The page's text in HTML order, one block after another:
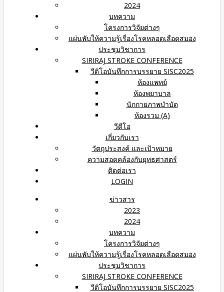
2024
บทความ
โครงการวิจัยต่างๆ
แผ่นพับให้ความรู้เรื่องโรคหลอดเลือดสมอง
ประชุมวิชาการ
SIRIRAJ STROKE CONFERENCE
วีดิโอบันทึกการบรรยาย SISC2025
ห้องแพทย์
ห้องพยาบาล
นักกายภาพบำบัด
ห้องรวม (A)
วีดีโอ
เกี่ยวกับเรา
วัตถุประสงค์ และเป้าหมาย
ความสอดคล้องกับยุทธศาสตร์
ติดต่อเรา
LOGIN
ข่าวสาร
2023
2024
บทความ
โครงการวิจัยต่างๆ
แผ่นพับให้ความรู้เรื่องโรคหลอดเลือดสมอง
ประชุมวิชาการ
SIRIRAJ STROKE CONFERENCE
วีดิโอบันทึกการบรรยาย SISC2025